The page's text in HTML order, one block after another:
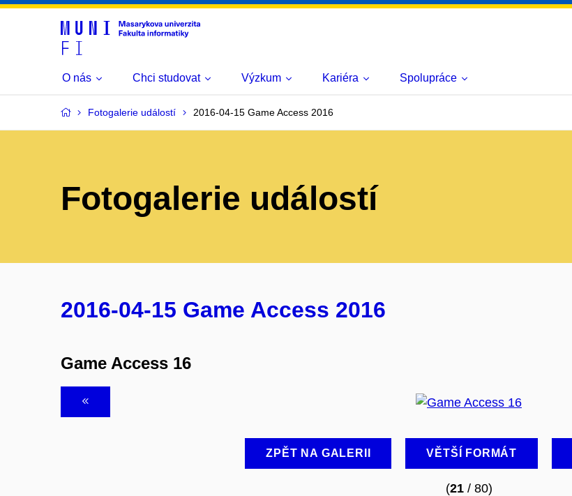
O nás Chci studovat Výzkum Kariéra Spolupráce
Fotogalerie událostí 2016-04-15 Game Access 2016
Fotogalerie událostí
2016-04-15 Game Access 2016
Game Access 16
ZPĚT NA GALERII VĚTŠÍ FORMÁT
(21/ 80)